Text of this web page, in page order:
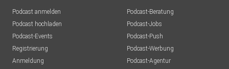
Podcast anmelden
Podcast hochladen
Podcast-Events
Registrierung
Anmeldung
Podcast-Beratung
Podcast-Jobs
Podcast-Push
Podcast-Werbung
Podcast-Agentur